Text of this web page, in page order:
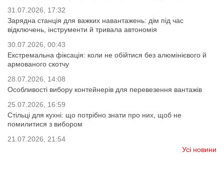
31.07.2026, 17:32
Зарядна станція для важких навантажень: дім під час
відключень, інструменти й тривала автономія
30.07.2026, 00:43
Екстремальна фіксація: коли не обійтися без алюмінієвого й
армованого скотчу
28.07.2026, 14:08
Особливості вибору контейнерів для перевезення вантажів
25.07.2026, 16:59
Стільці для кухні: що потрібно знати про них, щоб не
помилитися з вибором
21.07.2026, 21:54
Усі новини